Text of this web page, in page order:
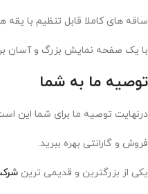
ساقه های کاملا قابل تنظیم با یقه های
با یک صفحه نمایش بزرگ و آسان
توصیه ما به شما
درنهایت توصیه ما برای شما این
فروش و گارانتی بهره ببرید.
یکی از بزرگترین و قدیمی ترین